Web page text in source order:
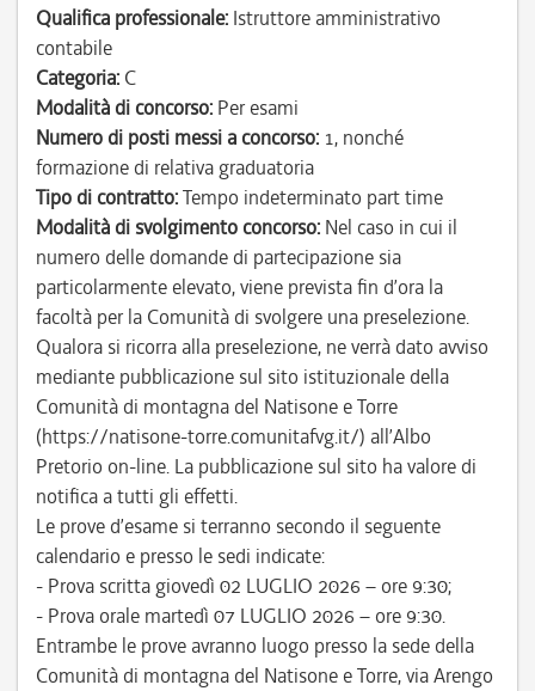
Qualifica professionale: Istruttore amministrativo
contabile
Categoria: C
Modalità di concorso: Per esami
Numero di posti messi a concorso: 1, nonché
formazione di relativa graduatoria
Tipo di contratto:Tempo indeterminato part time
Modalità di svolgimento concorso: Nel caso in cui il
numero delle domande di partecipazione sia
particolarmente elevato, viene prevista fin d’ora la
facoltà per la Comunità di svolgere una preselezione.
Qualora si ricorra alla preselezione, ne verrà dato avviso
mediante pubblicazione sul sito istituzionale della
Comunità di montagna del Natisone e Torre
(https://natisone-torre.comunitafvg.it/) all’Albo
Pretorio on-line. La pubblicazione sul sito ha valore di
notifica a tutti gli effetti.
Le prove d’esame si terranno secondo il seguente
calendario e presso le sedi indicate:
- Prova scritta giovedì 02 LUGLIO 2026 – ore 9:30;
- Prova orale martedì 07 LUGLIO 2026 – ore 9:30.
Entrambe le prove avranno luogo presso la sede della
Comunità di montagna del Natisone e Torre, via Arengo